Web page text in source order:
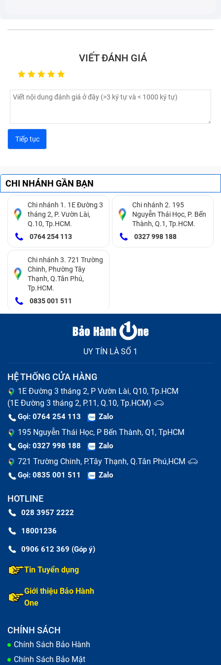
Laptop bị móp, méo gây ảnh hưởng tới thẩm mỹ và các
Những dấu hiệu nhận biết laptop Acer
Aspire 7 A715-71G-54Y9 cần được
thay vỏ
Vỏ laptop được chế tạo từ những vật liệu bằng hợp
kim nhôm, có độ bền rất cao, có thể chống chịu được
một số tác động ngoại lực để bảo vệ máy, với những
chất liệu nhựa có thể vẫn có thể tốt khi giữ gìn cẩn
thận. Nhưng, điều đó không có nghĩa là vỏ máy không
gặp sự cố, vậy khi nào bạn cần thay vỏ máy tính Acer
Aspire 7 A715-71G-54Y9 mới? Bạn nên thay vỏ mới
khi gặp những trường hợp sau:
Vỏ máy laptop bị móp méo do va chạm mạnh, ảnh
hưởng tới các bộ phận khác của máy.
Vỏ laptop Acer Aspire 7 A715-71G-54Y9 bị nứt do
rơi đập.
Vỏ máy bị biến dạng do tiếp xúc với nhiệt độ cao.
Nguyên nhân khiến vỏ laptop bị móp méo, vỡ.
Bạn muốn thay vỏ để chiếc laptop Acer Aspire 7
A715-71G-54Y9 của bạn mới hơn.
Thay vỏ laptop Acer Aspire 7 A715-
71G-54Y9 nhanh chóng và chất lượng
tại Bảo Hành One
VIẾT ĐÁNH GIÁ
CHI NHÁNH GẦN BẠN
Chi nhánh 1. 1E Đường 3
tháng 2, P. Vườn Lài,
Q.10, Tp.HCM.
0764 254 113
Chi nhánh 2. 195
Nguyễn Thái Học, P. Bến
Thành, Q.1, Tp.HCM.
0327 998 188
Chi nhánh 3. 721 Trường
Chinh, Phường Tây
Thạnh, Q.Tân Phú,
Tp.HCM.
0835 001 511
UY TÍN LÀ SỐ 1
HỆ THỐNG CỬA HÀNG
1E Đường 3 tháng 2, P Vườn Lài, Q10, Tp.HCM
(1E Đường 3 tháng 2, P.11, Q.10, Tp.HCM)
Gọi: 0764 254 113 Zalo
195 Nguyễn Thái Học, P Bến Thành, Q1, TpHCM
Gọi: 0327 998 188 Zalo
721 Trường Chinh, P.Tây Thạnh, Q.Tân Phú,HCM
Gọi: 0835 001 511 Zalo
HOTLINE
028 3957 2222
18001236
0906 612 369 (Góp ý)
Tin Tuyển dụng
Giới thiệu Bảo Hành
One
CHÍNH SÁCH
Chính Sách Bảo Hành
Chính Sách Bảo Mật